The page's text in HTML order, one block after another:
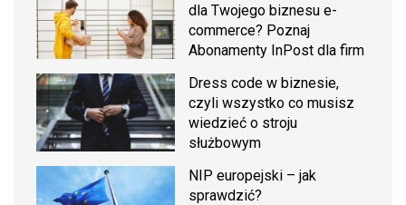
dla Twojego biznesu e-
commerce? Poznaj
Abonamenty InPost dla firm
Dress code w biznesie,
czyli wszystko co musisz
wiedzieć o stroju
służbowym
NIP europejski – jak
sprawdzić?